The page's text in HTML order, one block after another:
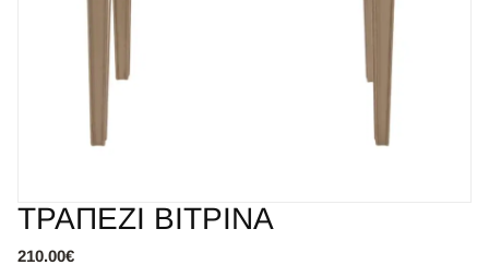
ΤΡΑΠΕΖΙ ΒΙΤΡΙΝΑ
210.00€